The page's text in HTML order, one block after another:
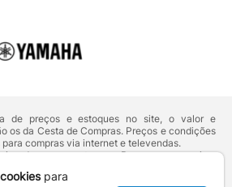
de preços e estoques no site, o valor e
os da Cesta de Compras. Preços e condições
compras via internet e televendas.
de nossos estoques. Para compras acima
cookiespara